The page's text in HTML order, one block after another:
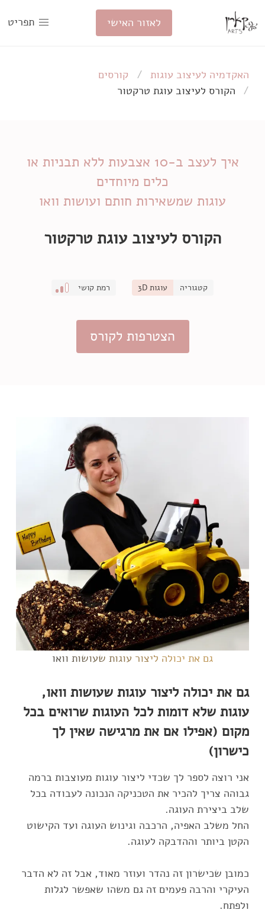
לאזור האישי תפריט
האקדמיה לעיצוב עוגות
קורסים
הקורס לעיצובעוגת טרקטור
איך לעצב ב-10 אצבעות ללא תבניות או
עוגות שמשאירות חותם ועושות וואו
הקורס לעיצוב עוגת טרקטור
קטגוריה עוגות 3D רמת קושי
הצטרפות לקורס
גם את יכולה ליצור עוגות שעושות וואו
גם את יכולה ליצור עוגות שעושות וואו,
עוגות שלא דומות לכל העוגות שרואים בכל
מקום (אפילו אם את מרגישה שאין לך
כישרון)
אני רוצה לספר לך שכדי ליצור עוגות מעוצבות ברמה
גבוהה צריך להכיר את הטכניקה הנכונה לעבודה בכל
החל משלב האפיה, הרכבה וגינוש העוגה ועד הקישוט
כמובן שכישרון זה נהדר ועוזר מאוד, אבל זה לא הדבר
העיקרי והרבה פעמים זה גם משהו שאפשר לגלות